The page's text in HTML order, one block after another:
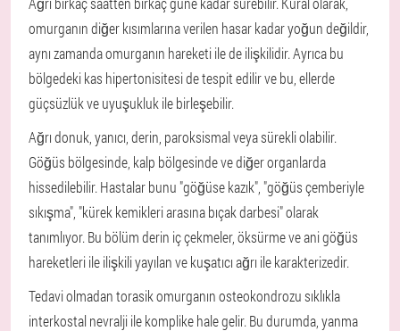
omurganın diğer kısımlarına verilen hasar kadar yoğun değildir,
aynı zamanda omurganın hareketi ile de ilişkilidir. Ayrıca bu
bölgedeki kas hipertonisitesi de tespit edilir ve bu, ellerde
güçsüzlük ve uyuşukluk ile birleşebilir.
Ağrı donuk, yanıcı, derin, paroksismal veya sürekli olabilir.
Göğüs bölgesinde, kalp bölgesinde ve diğer organlarda
hissedilebilir. Hastalar bunu "göğüse kazık", "göğüs çemberiyle
sıkışma", "kürek kemikleri arasına bıçak darbesi" olarak
tanımlıyor. Bu bölüm derin iç çekmeler, öksürme ve ani göğüs
hareketleri ile ilişkili yayılan ve kuşatıcı ağrı ile karakterizedir.
Tedavi olmadan torasik omurganın osteokondrozu sıklıkla
interkostal nevralji ile komplike hale gelir. Bu durumda, yanma